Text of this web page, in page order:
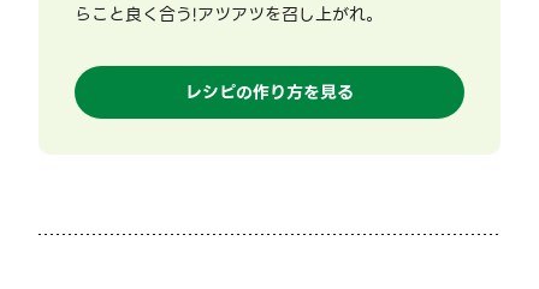
らこと良く合う!アツアツを召し上がれ。
レシピの作り方を見る